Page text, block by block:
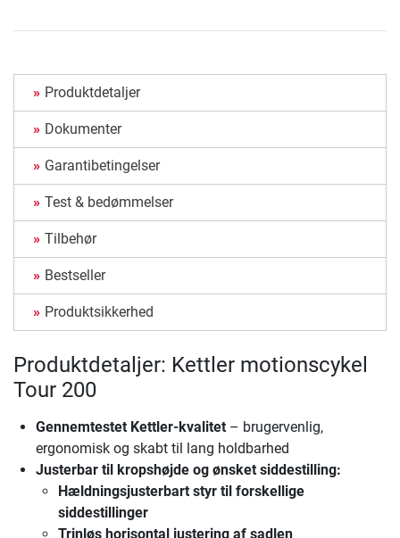
Produktdetaljer
Dokumenter
Garantibetingelser
Test & bedømmelser
Tilbehør
Bestseller
Produktsikkerhed
Produktdetaljer: Kettler motionscykel
Tour 200
Gennemtestet Kettler-kvalitet – brugervenlig,
ergonomisk og skabt til lang holdbarhed
Justerbar til kropshøjde og ønsket siddestilling:
Hældningsjusterbart styr til forskellige
siddestillinger
Trinløs horisontal justering af sadlen